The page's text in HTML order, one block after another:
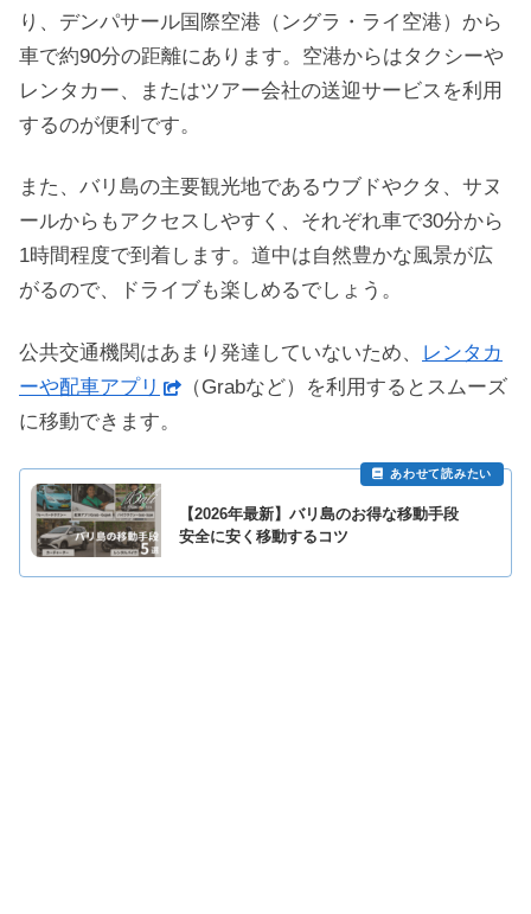
り、デンパサール国際空港（ングラ・ライ空港）から
車で約90分の距離にあります。空港からはタクシーや
レンタカー、またはツアー会社の送迎サービスを利用
するのが便利です。
また、バリ島の主要観光地であるウブドやクタ、サヌ
ールからもアクセスしやすく、それぞれ車で30分から
1時間程度で到着します。道中は自然豊かな風景が広
がるので、ドライブも楽しめるでしょう。
公共交通機関はあまり発達していないため、
レンタカ
ーや配車アプリ
（Grabなど）を利用するとスムーズ
に移動できます。
【2026年最新】バリ島のお得な移動手段
安全に安く移動するコツ